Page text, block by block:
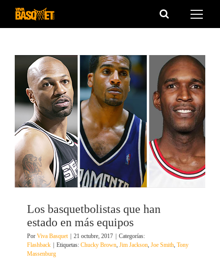
Saltar
Los basquetbolistas que han
estado en más equipos
Por Viva Basquet 21 octubre, 2017
Categorías:
Flashback
Etiquetas: Chucky Brown, Jim Jackson, Joe Smith, Tony
Massenburg